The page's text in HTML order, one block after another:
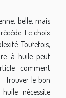
belle, mais
Le choix
Toutefois,
à huile peut
comment
Trouver le bon
nécessite